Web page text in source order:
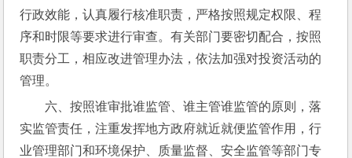
行政效能，认真履行核准职责，严格按照规定权限、程
序和时限等要求进行审查。有关部门要密切配合，按照
职责分工，相应改进管理办法，依法加强对投资活动的
管理。
六、按照谁审批谁监管、谁主管谁监管的原则，落
实监管责任，注重发挥地方政府就近就便监管作用，行
业管理部门和环境保护、质量监督、安全监管等部门专